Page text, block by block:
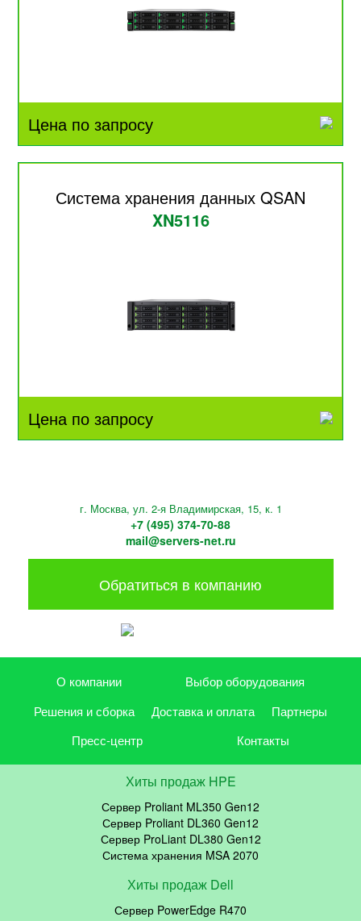
Цена по запросу
Система хранения данных QSAN
XN5116
Цена по запросу
г. Москва, ул. 2-я Владимирская, 15, к. 1
+7 (495) 374-70-88
mail@servers-net.ru
Обратиться в компанию
О компании
Выбор оборудования
Решения и сборка
Доставка и оплата
Партнеры
Пресс-центр
Контакты
Хиты продаж HPE
Сервер Proliant ML350 Gen12
Сервер Proliant DL360 Gen12
Сервер ProLiant DL380 Gen12
Система хранения MSA 2070
Хиты продаж Dell
Сервер PowerEdge R470